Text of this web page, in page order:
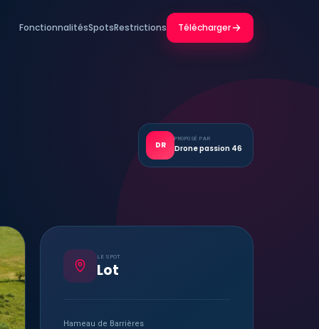
FonctionnalitésSpotsRestrictions Télécharger
DR
PROPOSÉ PAR
Drone passion 46
LE SPOT
Lot
Hameau de Barrières